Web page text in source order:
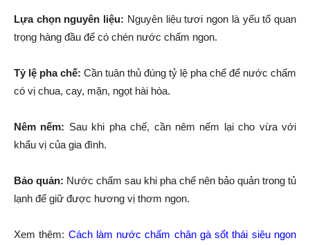
Lựa chọn nguyên liệu: Nguyên liệu tươi ngon là yếu tố quan
trọng hàng đầu để có chén nước chấm ngon.
Tỷ lệ pha chế: Cần tuân thủ đúng tỷ lệ pha chế để nước chấm
có vị chua, cay, mặn, ngọt hài hòa.
Nêm nếm: Sau khi pha chế, cần nêm nếm lại cho vừa với
khẩu vị của gia đình.
Bảo quản: Nước chấm sau khi pha chế nên bảo quản trong tủ
lạnh để giữ được hương vị thơm ngon.
Xem thêm: Cách làm nước chấm chân gà sốt thái siêu ngon